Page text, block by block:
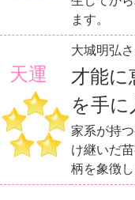
ます。
天運
大城明弘
才能に
を手に
家系が持
け継いだ
柄を象徴し